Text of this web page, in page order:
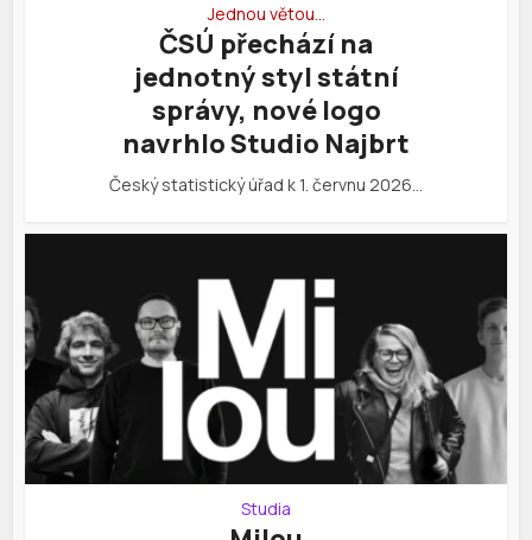
Jednou větou…
ČSÚ přechází na
jednotný styl státní
správy, nové logo
navrhlo Studio Najbrt
Český statistický úřad k 1. červnu 2026…
Studia